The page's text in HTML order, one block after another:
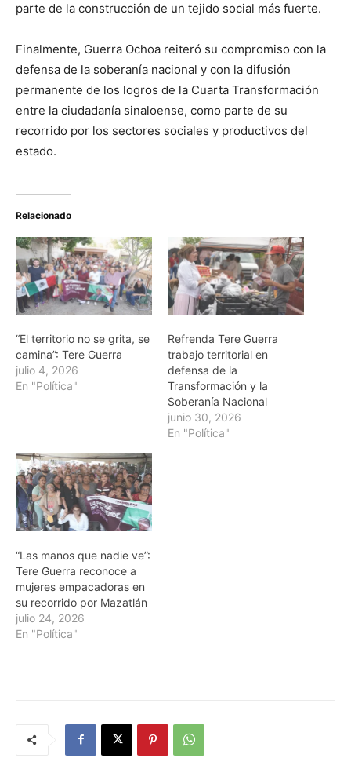
parte de la construcción de un tejido social más fuerte.
Finalmente, Guerra Ochoa reiteró su compromiso con la
defensa de la soberanía nacional y con la difusión
permanente de los logros de la Cuarta Transformación
entre la ciudadanía sinaloense, como parte de su
recorrido por los sectores sociales y productivos del
estado.
Relacionado
“El territorio no se grita, se
camina”: Tere Guerra
julio 4, 2026
En "Política"
Refrenda Tere Guerra
trabajo territorial en
defensa de la
Transformación y la
Soberanía Nacional
junio 30, 2026
En "Política"
“Las manos que nadie ve”:
Tere Guerra reconoce a
mujeres empacadoras en
su recorrido por Mazatlán
julio 24, 2026
En "Política"